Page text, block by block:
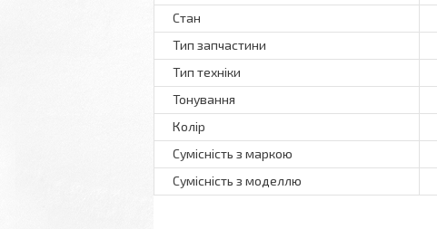
Стан
Тип запчастини
Тип техніки
Тонування
Колір
Сумісність з маркою
Сумісність з моделлю